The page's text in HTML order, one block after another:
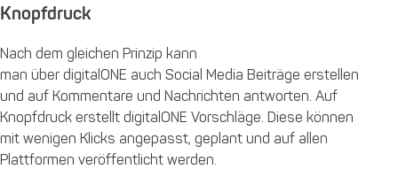
Knopfdruck
Nach dem gleichen Prinzip kann
man über digitalONE auch Social Media Beiträge erstellen
und auf Kommentare und Nachrichten antworten. Auf
Knopfdruck erstellt digitalONE Vorschläge. Diese können
mit wenigen Klicks angepasst, geplant und auf allen
Plattformen veröffentlicht werden.